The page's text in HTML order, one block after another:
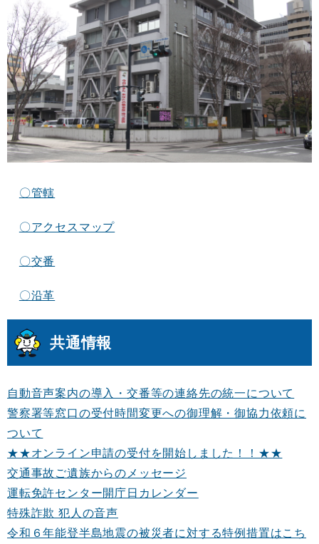
〇管轄
〇アクセスマップ
〇交番
〇沿革
共通情報
自動音声案内の導入・交番等の連絡先の統一について
警察署等窓口の受付時間変更への御理解・御協力依頼に
ついて
★★オンライン申請の受付を開始しました！！★★
交通事故ご遺族からのメッセージ
運転免許センター開庁日カレンダー
特殊詐欺 犯人の音声
令和６年能登半島地震の被災者に対する特例措置はこち